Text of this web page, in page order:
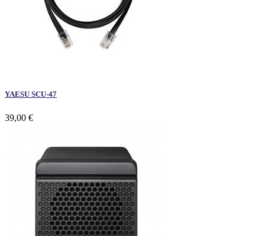
YAESU SCU-47
39,00 €